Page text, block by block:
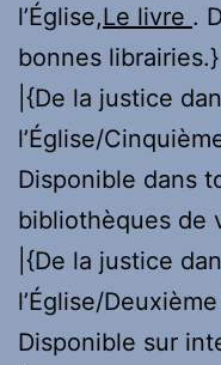
l’Église,Le livre .
bonnes librairies.}
|{De la justice
l’Église/
Disponible dans
bibliothèques de
|{De la justice
l’Église/
Disponible sur